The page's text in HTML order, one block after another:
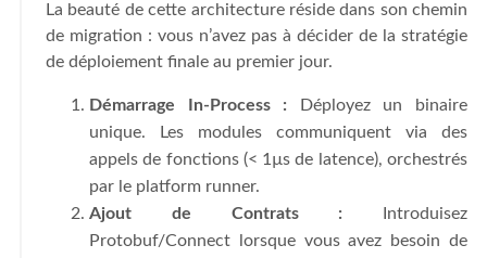
La beauté de cette architecture réside dans son chemin
de migration : vous n’avez pas à décider de la stratégie
de déploiement finale au premier jour.
Démarrage In-Process : Déployez un binaire
unique. Les modules communiquent via des
appels de fonctions (< 1µs de latence), orchestrés
par le platform runner.
Ajout de Contrats : Introduisez
Protobuf/Connect lorsque vous avez besoin de